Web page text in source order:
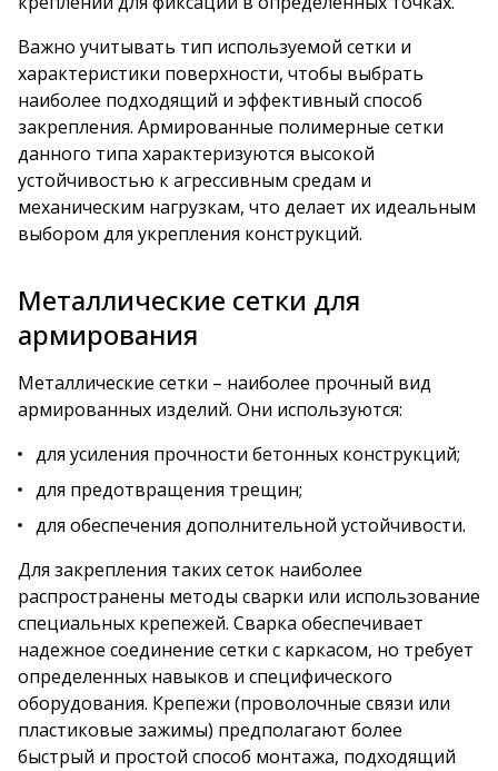
Важно учитывать тип используемой сетки и
характеристики поверхности, чтобы выбрать
наиболее подходящий и эффективный способ
закрепления. Армированные полимерные сетки
данного типа характеризуются высокой
устойчивостью к агрессивным средам и
механическим нагрузкам, что делает их идеальным
выбором для укрепления конструкций.
Металлические сетки для
армирования
Металлические сетки – наиболее прочный вид
армированных изделий. Они используются:
для усиления прочности бетонных конструкций;
для предотвращения трещин;
для обеспечения дополнительной устойчивости.
Для закрепления таких сеток наиболее
распространены методы сварки или использование
специальных крепежей. Сварка обеспечивает
надежное соединение сетки с каркасом, но требует
определенных навыков и специфического
оборудования. Крепежи (проволочные связи или
пластиковые зажимы) предполагают более
быстрый и простой способ монтажа, подходящий